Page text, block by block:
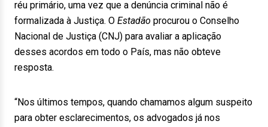
réu primário, uma vez que a denúncia criminal não é
formalizada à Justiça. O Estadão procurou o Conselho
Nacional de Justiça (CNJ) para avaliar a aplicação
desses acordos em todo o País, mas não obteve
resposta.
“Nos últimos tempos, quando chamamos algum suspeito
para obter esclarecimentos, os advogados já nos